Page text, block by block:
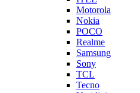
Motorola
Nokia
POCO
Realme
Samsung
Sony
TCL
Tecno